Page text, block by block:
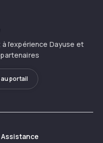
des hôtels
de
l’expérience Dayuse et
portail
Assistance